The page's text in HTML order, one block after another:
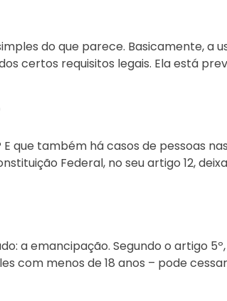
do que parece. Basicamente, a
certos requisitos legais. Ela está
também há casos de pessoas
Federal, no seu artigo 12,
a emancipação. Segundo o artigo 5º,
com menos de 18 anos – pode